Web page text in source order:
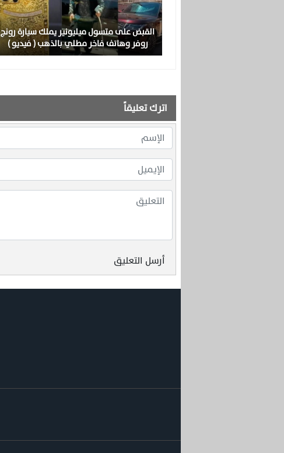
القبض على متسول ميليونير يملك سيارة رونج
روفر وهاتف فاخر مطلي بالذهب ( فيديو )
اترك تعليقاً
أرسل التعليق